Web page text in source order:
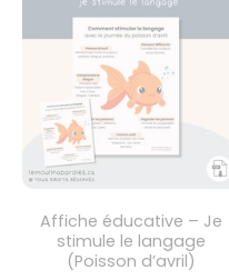
Affiche éducative – Je
stimule le langage
(Poisson d’avril)